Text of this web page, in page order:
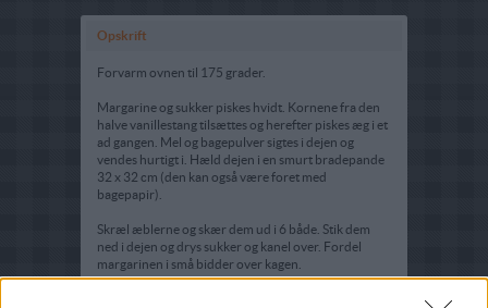
Opskrift
Forvarm ovnen til 175 grader.
Margarine og sukker piskes hvidt. Kornene fra den
halve vanillestang tilsættes og herefter piskes æg i et
ad gangen. Mel og bagepulver sigtes i dejen og
vendes hurtigt i. Hæld dejen i en smurt bradepande
32 x 32 cm (den kan også være foret med
bagepapir).
Skræl æblerne og skær dem ud i 6 både. Stik dem
ned i dejen og drys sukker og kanel over. Fordel
margarinen i små bidder over kagen.